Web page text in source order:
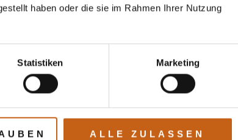
haben oder die sie im Rahmen Ihrer Nutzung
Statistiken Marketing
ALLE ZULASSEN